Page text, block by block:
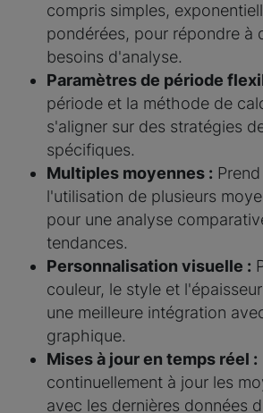
compris simples,
pondérées, pour répondre à
besoins d'analyse.
Paramètres de période
période et la méthode de
s'aligner sur des stratégies
spécifiques.
Multiples moyennes :
l'utilisation de plusieurs
pour une analyse
tendances.
Personnalisation visuelle :
couleur, le style et
une meilleure intégration
graphique.
Mises à jour en temps réel :
continuellement à jour les
avec les dernières données